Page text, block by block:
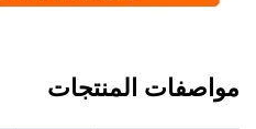
مواصفات المنتجات